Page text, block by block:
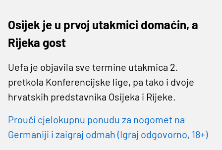
Osijek je u prvoj utakmici domaćin, a
Rijeka gost
Uefa je objavila sve termine utakmica 2.
pretkola Konferencijske lige, pa tako i dvoje
hrvatskih predstavnika Osijeka i Rijeke.
Prouči cjelokupnu ponudu za nogomet na
Germaniji i zaigraj odmah (Igraj odgovorno, 18+)